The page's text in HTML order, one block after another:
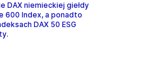
DAX niemieckiej giełdy
600 Index, a ponadto
DAX 50 ESG